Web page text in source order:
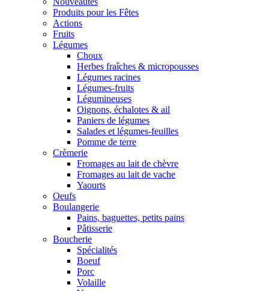
Produits pour les Fêtes
Actions
Fruits
Légumes
Choux
Herbes fraîches & micropousses
Légumes racines
Légumes-fruits
Légumineuses
Oignons, échalotes & ail
Paniers de légumes
Salades et légumes-feuilles
Pomme de terre
Crèmerie
Fromages au lait de chèvre
Fromages au lait de vache
Yaourts
Oeufs
Boulangerie
Pains, baguettes, petits pains
Pâtisserie
Boucherie
Spécialités
Boeuf
Porc
Volaille